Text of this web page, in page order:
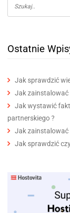
Ostatnie
Jak sprawdzić
Jak zainstalować
Jak wystawić
partnerskiego ?
Jak zainstalować
Jak sprawdzić